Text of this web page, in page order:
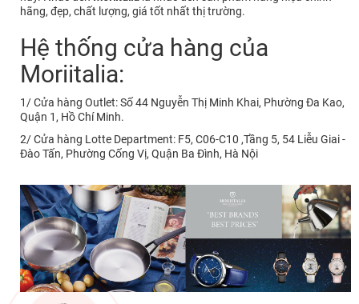
hãng, đẹp, chất lượng, giá tốt nhất thị trường.
Hệ thống cửa hàng của
Moriitalia:
1/ Cửa hàng Outlet: Số 44 Nguyễn Thị Minh Khai, Phường Đa Kao,
Quận 1, Hồ Chí Minh.
2/ Cửa hàng Lotte Department: F5, C06-C10 ,Tầng 5, 54 Liễu Giai -
Đào Tấn, Phường Cống Vị, Quận Ba Đình, Hà Nội